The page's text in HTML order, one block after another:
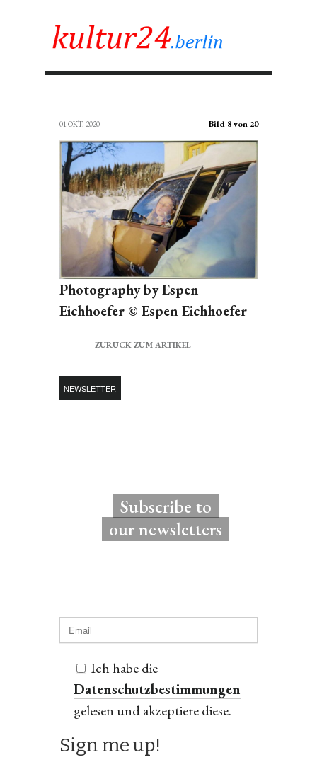
01 OKT. 2020 Bild 8 von 20
Photography by Espen
Eichhoefer © Espen Eichhoefer
ZURÜCK ZUM ARTIKEL
NEWSLETTER
Subscribe to
our newsletters
Ich habe die
Datenschutzbestimmungen
gelesen und akzeptiere diese.